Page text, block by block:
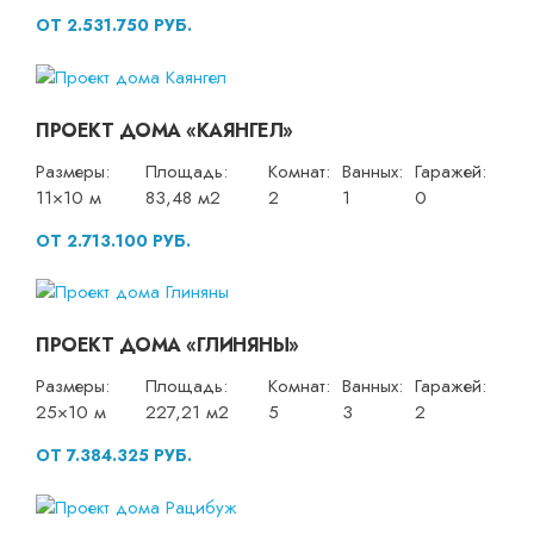
ОТ 2.531.750 РУБ.
ПРОЕКТ ДОМА «КАЯНГЕЛ»
Размеры:
11×10 м
Площадь:
83,48 м2
Комнат:
2
Ванных:
1
Гаражей:
0
ОТ 2.713.100 РУБ.
ПРОЕКТ ДОМА «ГЛИНЯНЫ»
Размеры:
25×10 м
Площадь:
227,21 м2
Комнат:
5
Ванных:
3
Гаражей:
2
ОТ 7.384.325 РУБ.